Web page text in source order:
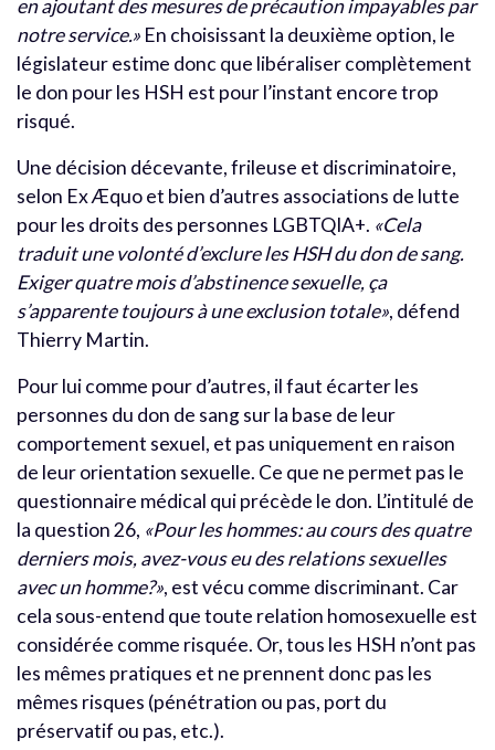
en ajoutant des mesures de précaution impayables par
notre service.» En choisissant la deuxième option, le
législateur estime donc que libéraliser complètement
le don pour les HSH est pour l’instant encore trop
risqué.
Une décision décevante, frileuse et discriminatoire,
selon Ex Æquo et bien d’autres associations de lutte
pour les droits des personnes LGBTQIA+. «Cela
traduit une volonté d’exclure les HSH du don de sang.
Exiger quatre mois d’abstinence sexuelle, ça
s’apparente toujours à une exclusion totale», défend
Thierry Martin.
Pour lui comme pour d’autres, il faut écarter les
personnes du don de sang sur la base de leur
comportement sexuel, et pas uniquement en raison
de leur orientation sexuelle. Ce que ne permet pas le
questionnaire médical qui précède le don. L’intitulé de
la question 26, «Pour les hommes: au cours des quatre
derniers mois, avez-vous eu des relations sexuelles
avec un homme?», est vécu comme discriminant. Car
cela sous-entend que toute relation homosexuelle est
considérée comme risquée. Or, tous les HSH n’ont pas
les mêmes pratiques et ne prennent donc pas les
mêmes risques (pénétration ou pas, port du
préservatif ou pas, etc.).